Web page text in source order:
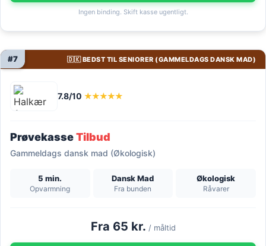
Ingen binding. Skift kasse ugentligt.
🇩🇰 BEDST TIL SENIORER (GAMMELDAGS DANSK MAD)
#7
7.8/10 ★★★★★
PrøvekasseTilbud
Gammeldags dansk mad (Økologisk)
5 min.
Opvarmning
Dansk Mad
Fra bunden
Økologisk
Råvarer
Fra 65 kr. / måltid